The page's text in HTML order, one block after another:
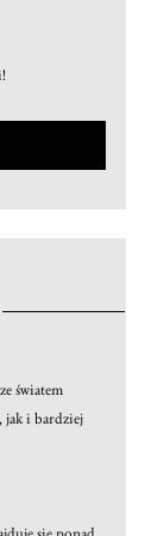
światem
jak i bardziej